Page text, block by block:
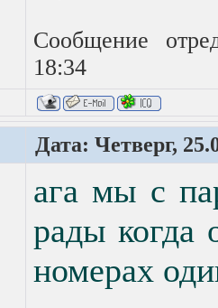
Сообщение
18:34
Дата: Четверг,
ага мы с
рады когда
номерах